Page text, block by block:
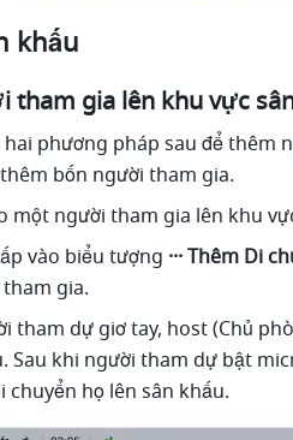
khấu
tham gia lên khu vực
phương pháp sau để thêm
bốn người tham gia.
một người tham gia lên khu
vào biểu tượng ··· Thêm Di
gia.
tham dự giơ tay, host (Chủ
Sau khi người tham dự bật
họ lên sân khấu.